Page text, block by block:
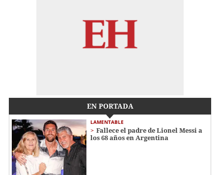
EN PORTADA
LAMENTABLE
Fallece el padre de Lionel Messi a
los 68 años en Argentina